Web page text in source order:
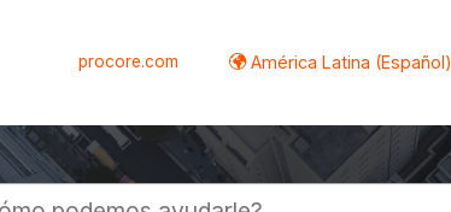
procore.com América Latina (Español)